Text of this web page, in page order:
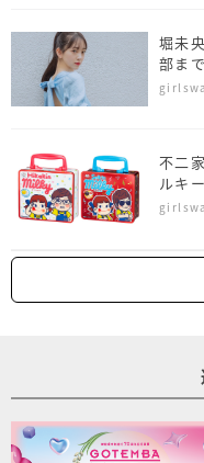
堀未
部ま
不二
ルキ